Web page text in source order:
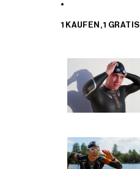
1 KAUFEN, 1 GRATIS